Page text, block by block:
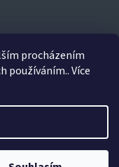
procházením
používáním.. Více
práva vyhrazena.